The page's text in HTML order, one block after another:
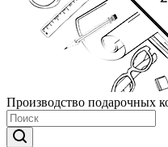
Производство подарочных